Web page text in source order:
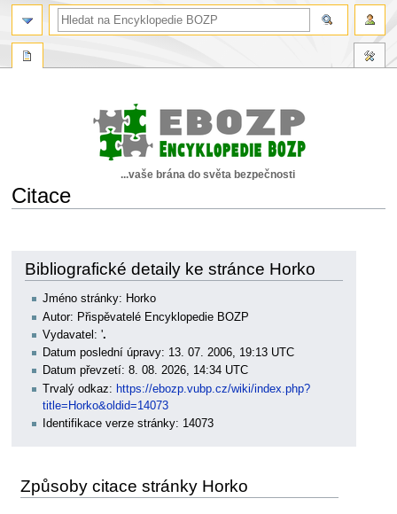
...vaše brána do světa bezpečnosti
Citace
navigaci
vyhledávání
Bibliografické detaily ke stránce Horko
Jméno stránky: Horko
Autor: Přispěvatelé Encyklopedie BOZP
Vydavatel: '.
Datum poslední úpravy: 13. 07. 2006, 19:13 UTC
Datum převzetí: 8. 08. 2026, 14:34 UTC
Trvalý odkaz: https://ebozp.vubp.cz/wiki/index.php?
title=Horko&oldid=14073
Identifikace verze stránky: 14073
Způsoby citace stránky Horko